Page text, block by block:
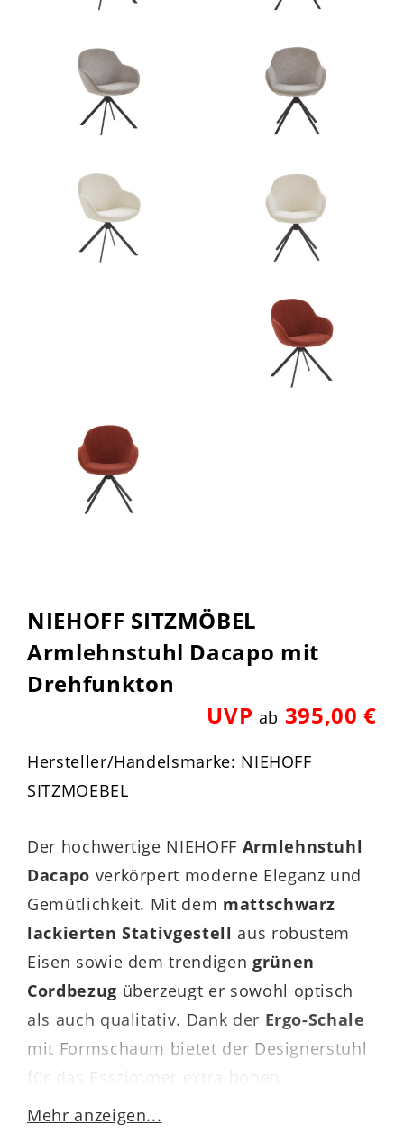
NIEHOFF SITZMÖBEL
Armlehnstuhl Dacapo mit
Drehfunkton
UVP ab 395,00 €
Hersteller/Handelsmarke: NIEHOFF
SITZMOEBEL
Der hochwertige NIEHOFF Armlehnstuhl
Dacapo verkörpert moderne Eleganz und
Gemütlichkeit. Mit dem mattschwarz
lackierten Stativgestell aus robustem
Eisen sowie dem trendigen grünen
Cordbezug überzeugt er sowohl optisch
als auch qualitativ. Dank der Ergo-Schale
mit Formschaum bietet der Designerstuhl
für das Esszimmer extra hohen
Sitzkomfort.
Mehr anzeigen...